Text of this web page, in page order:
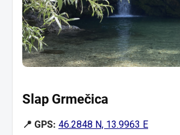
Slap Grmečica
📍 GPS: 46.2848 N, 13.9963 E